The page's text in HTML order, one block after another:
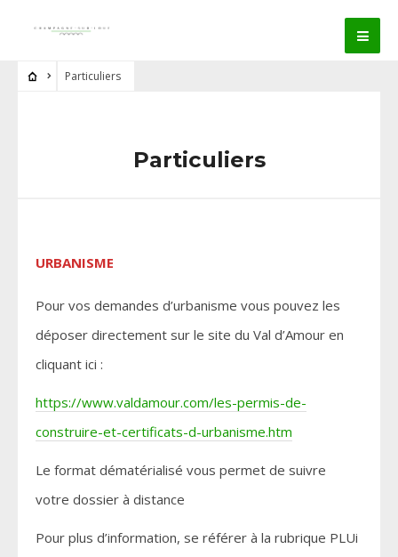
Particuliers
Particuliers
URBANISME
Pour vos demandes d’urbanisme vous pouvez les
déposer directement sur le site du Val d’Amour en
cliquant ici :
https://www.valdamour.com/les-permis-de-
construire-et-certificats-d-urbanisme.htm
Le format dématérialisé vous permet de suivre
votre dossier à distance
Pour plus d’information, se référer à la rubrique PLUi